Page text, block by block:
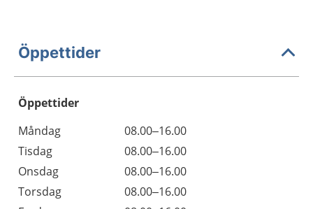
Öppettider
Öppettider
Dag
Öppettider
Kommentarer
Måndag
08.00–16.00
Tisdag
08.00–16.00
Onsdag
08.00–16.00
Torsdag
08.00–16.00